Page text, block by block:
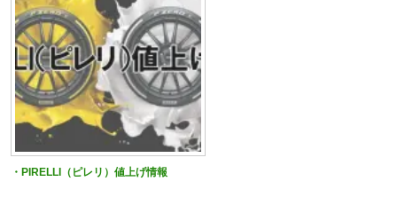
・PIRELLI（ピレリ）値上げ情報